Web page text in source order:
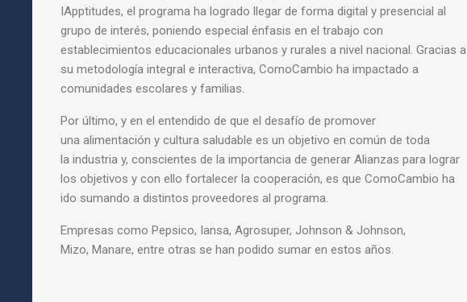
IApptitudes, el programa ha logrado llegar de forma digital y presencial al
grupo de interés, poniendo especial énfasis en el trabajo con
establecimientos educacionales urbanos y rurales a nivel nacional. Gracias a
su metodología integral e interactiva, ComoCambio ha impactado a
comunidades escolares y familias.
Por último, y en el entendido de que el desafío de promover
una alimentación y cultura saludable es un objetivo en común de toda
la industria y, conscientes de la importancia de generar Alianzas para lograr
los objetivos y con ello fortalecer la cooperación, es que ComoCambio ha
ido sumando a distintos proveedores al programa.
Empresas como Pepsico, Iansa, Agrosuper, Johnson & Johnson,
Mizo, Manare, entre otras se han podido sumar en estos años.